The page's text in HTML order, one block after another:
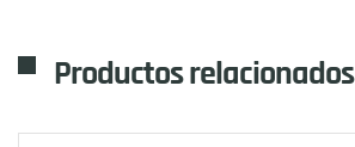
Productos relacionados